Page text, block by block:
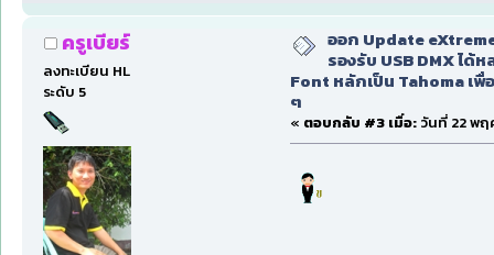
ครูเบียร์
ลงทะเบียน HL
ระดับ 5
ออก Update
รองรับ USB DMX ได้
Font หลักเป็น Tahoma เพื่
ๆ
« ตอบกลับ #3 เมื่อ: วันที่ 22 พฤ